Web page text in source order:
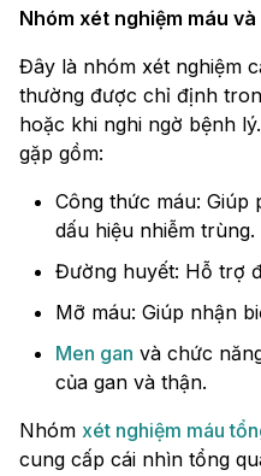
Nhóm xét nghiệm máu
Đây là nhóm xét nghiệm
thường được chỉ định
hoặc khi nghi ngờ bệnh
gặp gồm:
Công thức máu: Giúp
dấu hiệu nhiễm trùng.
Đường huyết: Hỗ trợ
Mỡ máu: Giúp nhận
Men gan và chức
của gan và thận.
Nhóm xét nghiệm máu
cung cấp cái nhìn tổng